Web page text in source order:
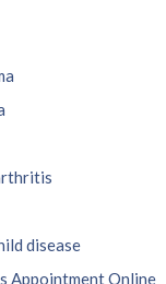
disease
Appointment Online